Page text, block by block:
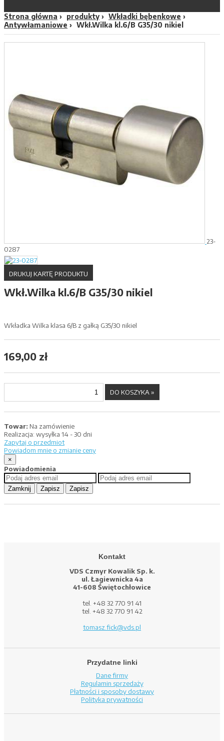
Strona główna produkty
Wkładki bębenkowe
Antywłamaniowe
Wkł.Wilka kl.6/B G35/30 nikiel
23-
0287
DRUKUJ KARTĘ PRODUKTU
Wkł.Wilka kl.6/B G35/30 nikiel
Wkładka Wilka klasa 6/B z gałką G35/30 nikiel
169,00 zł
Towar: Na zamówienie
Realizacja: wysyłka 14 - 30 dni
Zapytaj o przedmiot
Powiadom mnie o zmianie ceny
×
Powiadomienia
Zamknij Zapisz Zapisz
Kontakt
VDS Czmyr Kowalik Sp. k.
ul. Łagiewnicka 4a
41-608 Świętochłowice
tel. +48 32 770 91 41
tel. +48 32 770 91 42
tomasz.fick@vds.pl
Przydatne linki
Dane firmy
Regulamin sprzedaży
Płatności i sposoby dostawy
Polityka prywatności